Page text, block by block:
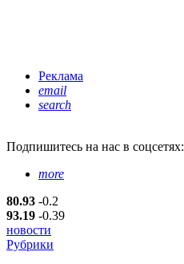
Реклама
email
search
Подпишитесь на нас в соцсетях:
more
80.93 -0.2
93.19 -0.39
новости
Рубрики